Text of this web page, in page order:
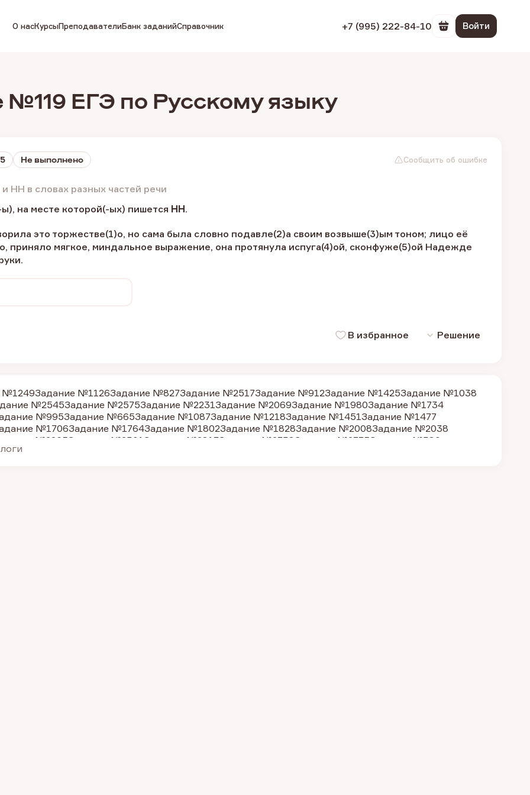
О насКурсыПреподавателиБанк заданийСправочник +7 (995) 222-84-10 Перейти в
Войти
№119 ЕГЭ по Русскому языку
Не выполнено Сообщить об ошибке
НН в словах разных частей речи
на месте которой(-ых) пишется НН.
это торжестве(1)о, но сама была словно подавле(2)а своим возвыше(3)ым тоном; лицо её
приняло мягкое, миндальное выражение, она протянула испуга(4)ой, сконфуже(5)ой Надежде
В избранное Решение
№1249Задание №1126Задание №827Задание №2517Задание №912Задание №1425Задание №1038
№2545Задание №2575Задание №2231Задание №2069Задание №1980Задание №1734
№995Задание №665Задание №1087Задание №1218Задание №1451Задание №1477
№1706Задание №1764Задание №1802Задание №1828Задание №2008Задание №2038
№2265Задание №2301 Задание №2817Задание №2738 Задание №2775Задание №380
№26580